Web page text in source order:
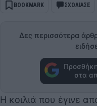
BOOKMARK ΣΧΟΛΙΑΣΕ
Δες περισσότερα
στα
Η κοιλιά που έγινε